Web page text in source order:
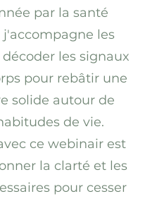
par la santé
j'accompagne les
les signaux
pour rebâtir une
solide autour de
de vie.
ce webinair est
la clarté et les
pour cesser